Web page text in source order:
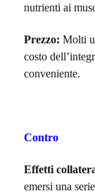
nutrienti ai
Prezzo: Molti
costo
conveniente.
Contro
Effetti
emersi una